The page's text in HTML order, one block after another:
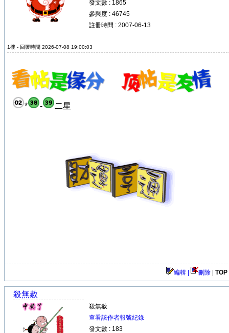
發文數 : 1865
參與度 : 46745
註冊時間 : 2007-06-13
1樓 - 回覆時間 2026-07-08 19:00:03
* - 二星
編輯 | 刪除 TOP
殺無赦
殺無赦
查看該作者報號紀錄
發文數 : 183